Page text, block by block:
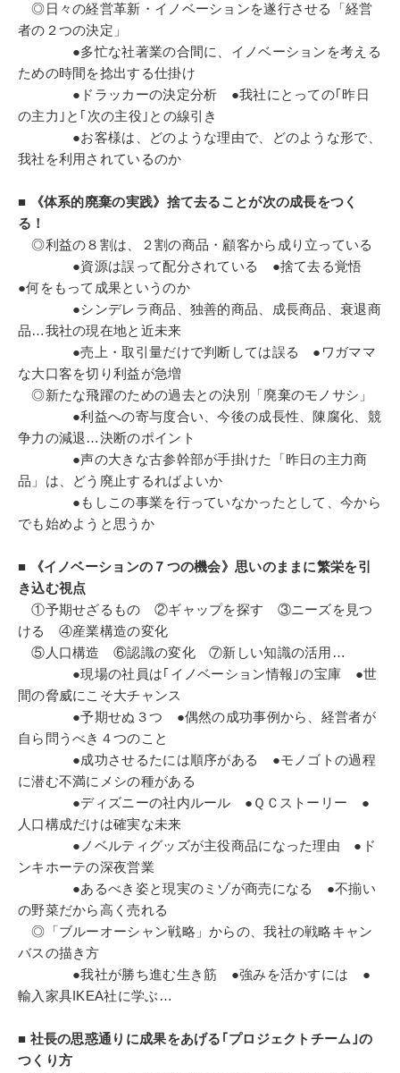
◎日々の経営革新・イノベーションを遂行させる「経営
者の２つの決定」
●多忙な社著業の合間に、イノベーションを考える
ための時間を捻出する仕掛け
●ドラッカーの決定分析 ●我社にとっての｢昨日
の主力｣と｢次の主役｣との線引き
●お客様は、どのような理由で、どのような形で、
我社を利用されているのか
■ 《体系的廃棄の実践》捨て去ることが次の成長をつく
る！
◎利益の８割は、２割の商品・顧客から成り立っている
●資源は誤って配分されている ●捨て去る覚悟
●何をもって成果というのか
●シンデレラ商品、独善的商品、成長商品、衰退商
品…我社の現在地と近未来
●売上・取引量だけで判断しては誤る ●ワガママ
な大口客を切り利益が急増
◎新たな飛躍のための過去との決別「廃棄のモノサシ」
●利益への寄与度合い、今後の成長性、陳腐化、競
争力の減退…決断のポイント
●声の大きな古参幹部が手掛けた「昨日の主力商
品」は、どう廃止するればよいか
●もしこの事業を行っていなかったとして、今から
でも始めようと思うか
■ 《イノベーションの７つの機会》思いのままに繁栄を引
き込む視点
①予期せざるもの ②ギャップを探す ③ニーズを見つ
ける ④産業構造の変化
⑤人口構造 ⑥認識の変化 ⑦新しい知識の活用…
●現場の社員は｢イノベーション情報｣の宝庫 ●世
間の脅威にこそ大チャンス
●予期せぬ３つ ●偶然の成功事例から、経営者が
自ら問うべき４つのこと
●成功させるたには順序がある ●モノゴトの過程
に潜む不満にメシの種がある
●ディズニーの社内ルール ●ＱＣストーリー ●
人口構成だけは確実な未来
●ノベルティグッズが主役商品になった理由 ●ド
ンキホーテの深夜営業
●あるべき姿と現実のミゾが商売になる ●不揃い
の野菜だから高く売れる
◎「ブルーオーシャン戦略」からの、我社の戦略キャン
バスの描き方
●我社が勝ち進む生き筋 ●強みを活かすには ●
輸入家具IKEA社に学ぶ…
■ 社長の思惑通りに成果をあげる｢プロジェクトチーム｣の
つくり方